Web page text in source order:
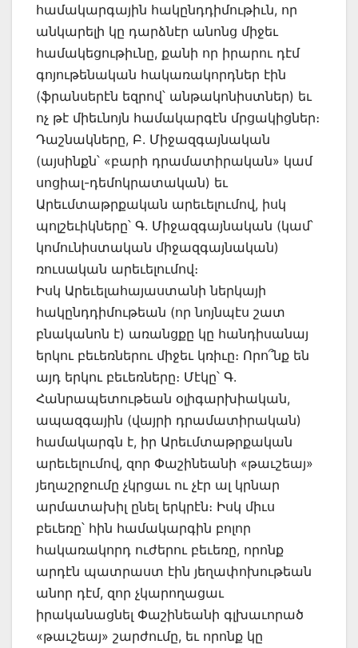
համակարգային հակընդդիմութիւն, որ
անկարելի կը դարձնէր անոնց միջեւ
համակեցութիւնը, քանի որ իրարու դէմ
գոյութենական հակառակորդներ էին
(ֆրանսերէն եզրով՝ անթակոնիստներ) եւ
ոչ թէ միեւնոյն համակարգէն մրցակիցներ։
Դաշնակները, Բ. Միջազգայնական
(այսինքն՝ «բարի դրամատիրական» կամ
սոցիալ-դեմոկրատական) եւ
Արեւմտաթրքական արեւելումով, իսկ
պոլշեւիկները՝ Գ. Միջազգայնական (կամ՝
կոմունիստական միջազգայնական)
ռուսական արեւելումով։
Իսկ Արեւելահայաստանի ներկայի
հակընդդիմութեան (որ նոյնպէս շատ
բնականոն է) առանցքը կը հանդիսանայ
երկու բեւեռներու միջեւ կռիւը։ Որո՞նք են
այդ երկու բեւեռները։ Մէկը՝ Գ.
Հանրապետութեան օլիգարխիական,
ապազգային (վայրի դրամատիրական)
համակարգն է, իր Արեւմտաթրքական
արեւելումով, զոր Փաշինեանի «թաւշեայ»
յեղաշրջումը չկրցաւ ու չէր ալ կրնար
արմատախիլ ընել երկրէն։ Իսկ միւս
բեւեռը՝ հին համակարգին բոլոր
հակառակորդ ուժերու բեւեռը, որոնք
արդէն պատրաստ էին յեղափոխութեան
անոր դէմ, զոր չկարողացաւ
իրականացնել Փաշինեանի գլխաւորած
«թաւշեայ» շարժումը, եւ որոնք կը